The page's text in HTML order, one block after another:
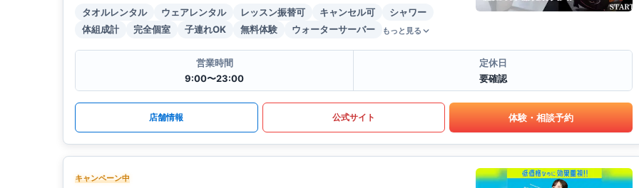
タオルレンタル ウェアレンタル レッスン振替可 キャンセル可
シャワー
体組成計
完全個室 子連れOK 無料体験 ウォーターサーバー もっと見る
営業時間
9:00〜23:00
定休日
要確認
店舗情報 公式サイト 体験・相談予約
キャンペーン中